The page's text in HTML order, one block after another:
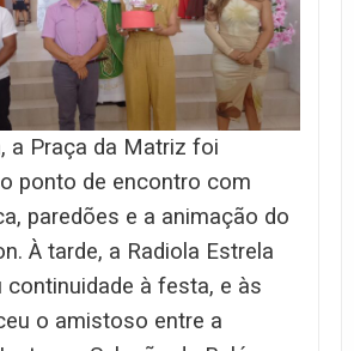
a Praça da Matriz foi
ponto de encontro com
paredões e a animação do
À tarde, a Radiola Estrela
continuidade à festa, e às
o amistoso entre a